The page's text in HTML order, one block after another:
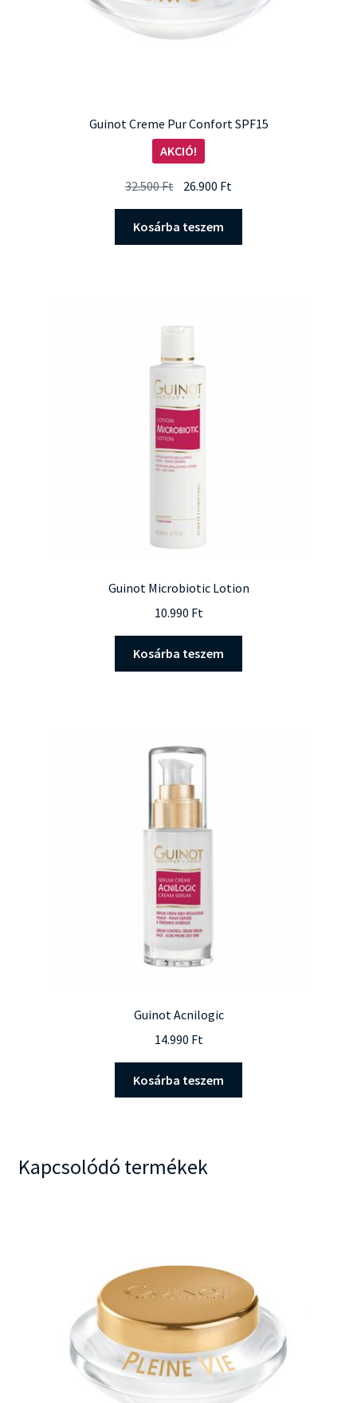
Guinot Creme Pur Confort SPF15
AKCIÓ!
32.500Ft Original
price
was:
32.500 Ft.
26.900 Ft
price
26.900 Ft.
Kosárba teszem
Guinot Microbiotic Lotion
10.990 Ft
Kosárba teszem
Guinot Acnilogic
14.990 Ft
Kosárba teszem
Kapcsolódó termékek